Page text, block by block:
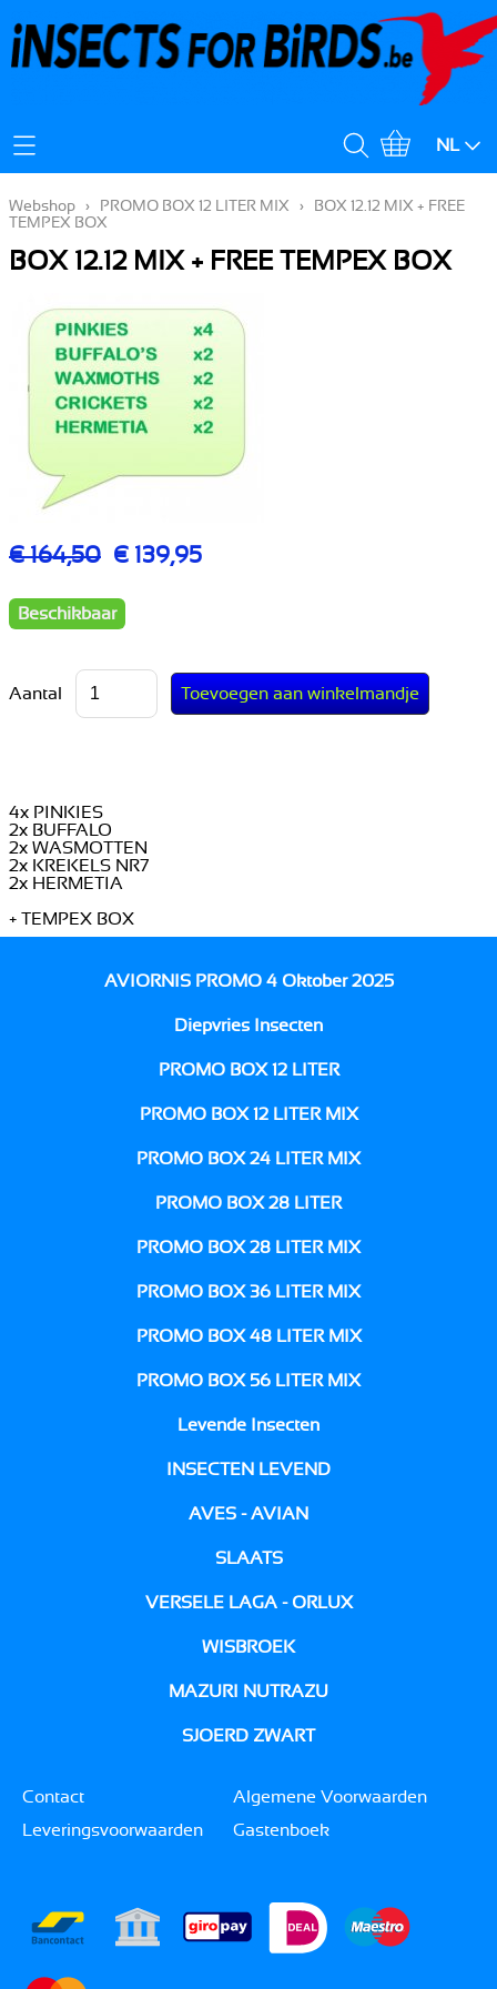
Mijn Account
Verzendingskost
NL
AVIORNIS PROMO 4 Oktober 2025
Diepvries Insecten
PROMO BOX 12 LITER
PROMO BOX 12 LITER MIX
PROMO BOX 24 LITER MIX
PROMO BOX 28 LITER
PROMO BOX 28 LITER MIX
PROMO BOX 36 LITER MIX
PROMO BOX 48 LITER MIX
PROMO BOX 56 LITER MIX
Levende Insecten
INSECTEN LEVEND
AVES - AVIAN
SLAATS
VERSELE LAGA - ORLUX
WISBROEK
MAZURI NUTRAZU
SJOERD ZWART
Webshop › PROMO BOX 12 LITER MIX ›
BOX 12.12 MIX + FREE
TEMPEX BOX
BOX 12.12 MIX + FREE TEMPEX BOX
€ 164,50 € 139,95
Beschikbaar
Aantal
4x PINKIES
2x BUFFALO
2x WASMOTTEN
2x KREKELS NR7
2x HERMETIA
+ TEMPEX BOX
Contact
Algemene Voorwaarden
Leveringsvoorwaarden
Gastenboek